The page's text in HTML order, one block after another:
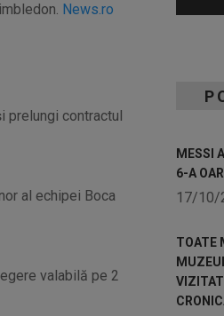
News.ro
prelungi contractul
al echipei Boca
valabilă pe 2
MESSI
6-A
17/10/
TOATE